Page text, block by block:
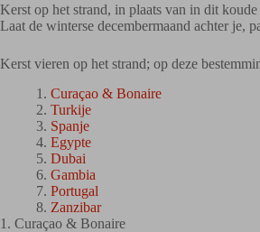
Kerst op het strand, in plaats van in dit
Laat de winterse decembermaand achter je,
Kerst vieren op het strand; op deze
Curaçao & Bonaire
Turkije
Spanje
Egypte
Dubai
Gambia
Portugal
Zanzibar
1. Curaçao & Bonaire